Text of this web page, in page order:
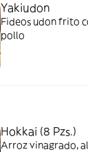
Yakiudon
Fideos udon frito
pollo
Hokkai (8 Pzs.)
Arroz vinagrado,